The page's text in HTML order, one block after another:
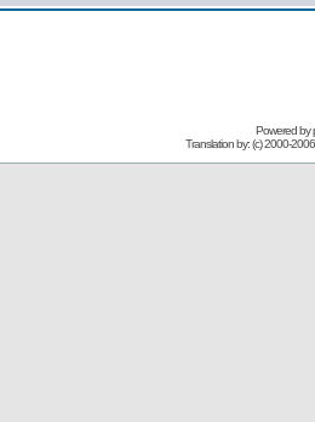
Powered by
Translation by: (c) 2000-